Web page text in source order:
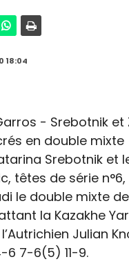
18:04
Srebotnik et
têtes de série
le double mixte
la Kazakhe
Julian
6 7-6(5) 11-9.